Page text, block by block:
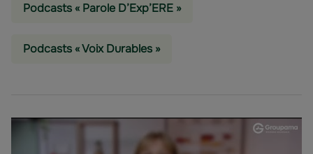
Podcasts « Parole D’Exp’ERE »
Podcasts « Voix Durables »